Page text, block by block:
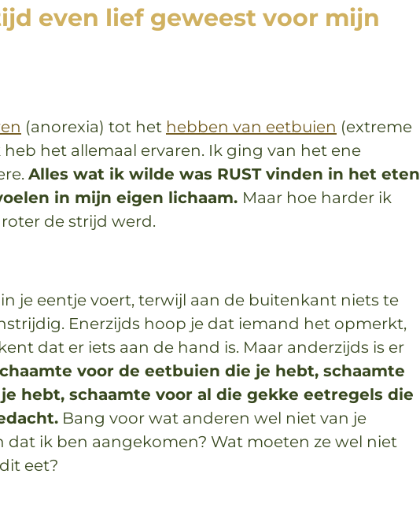
even lief geweest voor mijn
(anorexia) tot het hebben van eetbuien (extreme
het allemaal ervaren. Ik ging van het ene
Alles wat ik wilde was RUST vinden in het eten
in mijn eigen lichaam. Maar hoe harder ik
de strijd werd.
je eentje voert, terwijl aan de buitenkant niets te
Enerzijds hoop je dat iemand het opmerkt,
dat er iets aan de hand is. Maar anderzijds is er
voor de eetbuien die je hebt, schaamte
hebt, schaamte voor al die gekke eetregels die
Bang voor wat anderen wel niet van je
dat ik ben aangekomen? Wat moeten ze wel niet
eet?